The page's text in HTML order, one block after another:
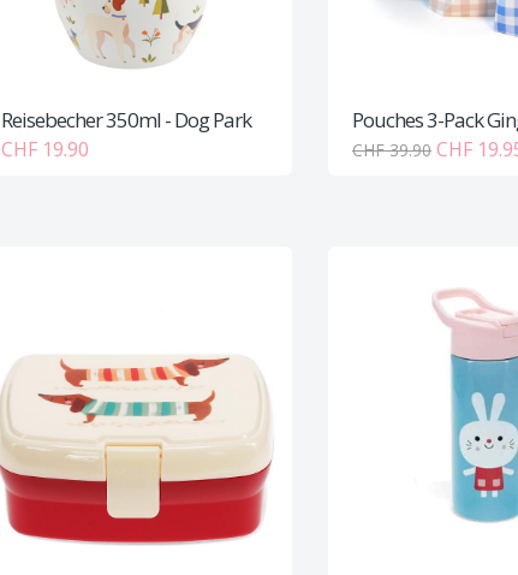
Reisebecher 350ml - Dog Park
CHF 19.90
Pouches 3-Pack
CHF 39.90CHF